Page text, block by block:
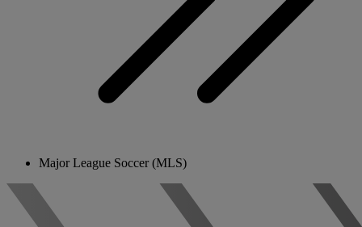
Major League Soccer (MLS)